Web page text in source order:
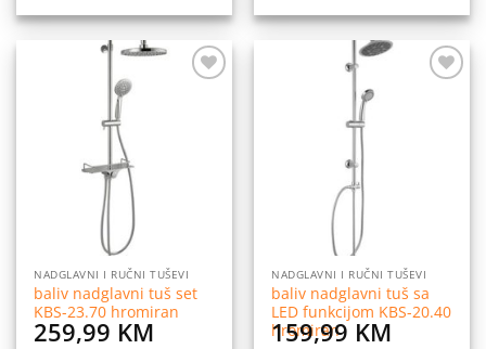
NADGLAVNI I RUČNI TUŠEVI
baliv nadglavni tuš set
KBS-23.70 hromiran
259,99 KM
NADGLAVNI I RUČNI TUŠEVI
baliv nadglavni tuš sa
LED funkcijom KBS-20.40
hromiran
159,99 KM